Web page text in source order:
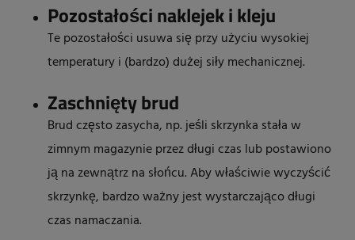
Pozostałości naklejek i kleju
Te pozostałości usuwa się przy użyciu wysokiej
temperatury i (bardzo) dużej siły mechanicznej.
Zaschnięty brud
Brud często zasycha, np. jeśli skrzynka stała w
zimnym magazynie przez długi czas lub postawiono
ją na zewnątrz na słońcu. Aby właściwie wyczyścić
skrzynkę, bardzo ważny jest wystarczająco długi
czas namaczania.